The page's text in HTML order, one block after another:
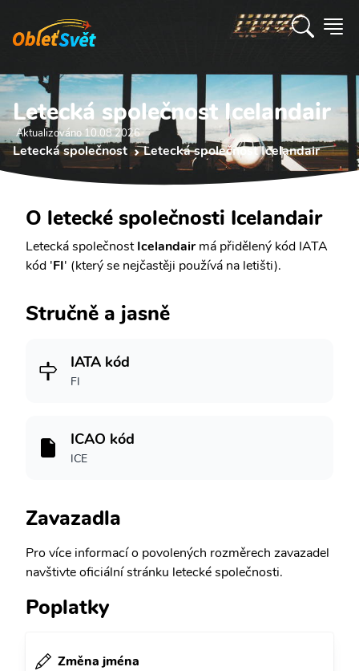
Letecká společnost Icelandair
Aktualizováno 10.08 2026
Letecká společnost Letecká společnost Icelandair
O letecké společnosti Icelandair
Letecká společnostIcelandairmá přidělený kód IATA
kód 'FI' (který se nejčastěji používá na letišti).
Stručně a jasně
IATA kód
FI
ICAO kód
ICE
Zavazadla
Pro více informací o povolených rozměrech zavazadel
navštivte oficiální stránku letecké společnosti.
Poplatky
Změna jména